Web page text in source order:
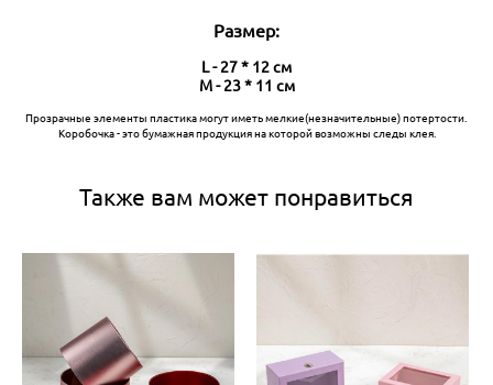
Размер:
L - 27 * 12 см
M - 23 * 11 см
Прозрачные элементы пластика могут иметь мелкие(незначительные) потертости.
Коробочка - это бумажная продукция на которой возможны следы клея.
Также вам может понравиться